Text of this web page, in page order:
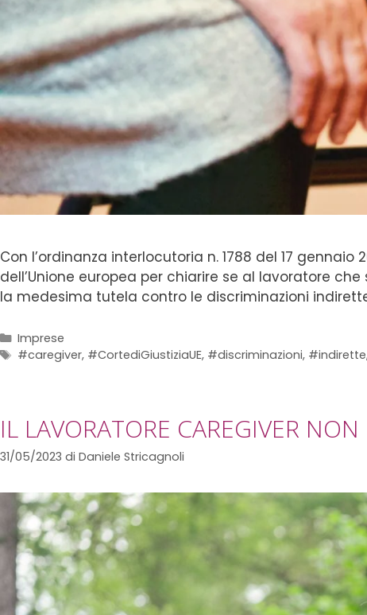
Con l’ordinanza interlocutoria n. 1788 del 17
dell’Unione europea per chiarire se al lavoratore
la medesima tutela contro le discriminazioni
Imprese
#caregiver, #CortediGiustiziaUE, #discriminazioni, #indirette
IL LAVORATORE CAREGIVER
31/05/2023 di Daniele Stricagnoli